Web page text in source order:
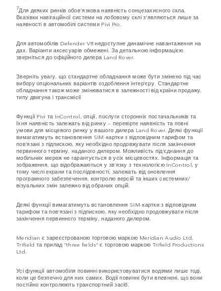
7Для деяких ринків обов'язкова наявність сонцезахисного скла.
Вказівки навігаційної системи на лобовому склі з'являються лише за
наявності в автомобілі системи Pivi Pro.
Для автомобілів Defender V8 недоступне динамічне навантаження на
дах. Варіанти аксесуарів обмежені. За детальною інформацією
зверніться до офіційного дилера Land Rover.
Зверніть увагу, що стандартне обладнання може бути змінено під час
вибору опціональних варіантів оздоблення інтер’єру. Стандартне
обладнання також може змінюватися в залежності від країни продажу,
типу двигуна і трансмісії
Функції Pivi та InControl, опції, послуги сторонніх постачальників та
їхня наявність залежать від ринку — перевірте наявність та повні
умови для місцевого ринку у вашого дилера Land Rover. Деякі функції
вимагатимуть встановлення SIM-картки з відповідним тарифом та
пов’язані з підпискою, яку необхідно продовжувати після закінчення
первинного терміну, наданого дилером. Можливість під’єднання до
мобільних мереж не гарантується в усіх місцевостях. Інформація та
зображення, що відображаються у зв’язку з технологією InControl, у
тому числі екрани та послідовності, залежать від оновлення
програмного забезпечення, контролю версій та інших системних/
візуальних змін залежно від обраних опцій.
Деякі функції вимагатимуть встановлення SIM-картки з відповідним
тарифом та пов’язані з підпискою, яку необхідно продовжувати після
закінчення первинного терміну, наданого дилером.
Meridian є зареєстрованою торговою маркою Meridian Audio Ltd.
Trifield та прилад “three fields” є торговою маркою Trifield Productions
Ltd.
Усі функції автомобіля повинні використовуватися водіями лише тоді,
коли це безпечно для них самих. Водії повинні бути впевнені, що вони
постійно контролюють транспортний засіб.